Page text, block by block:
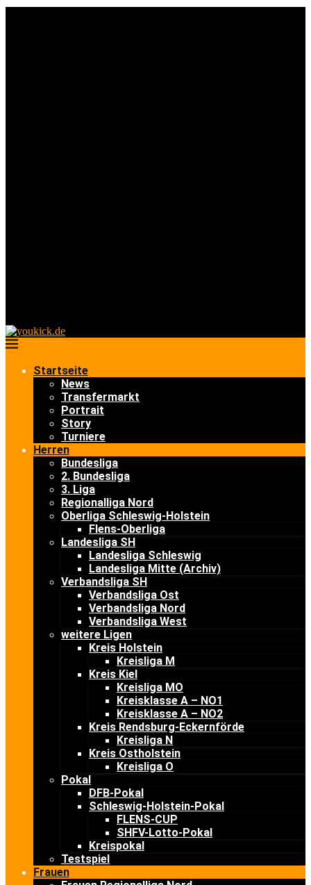
Startseite
News
Transfermarkt
Portrait
Story
Turniere
Herren
Bundesliga
2. Bundesliga
3. Liga
Regionalliga Nord
Oberliga Schleswig-Holstein
Flens-Oberliga
Landesliga SH
Landesliga Schleswig
Landesliga Mitte (Archiv)
Verbandsliga SH
Verbandsliga Ost
Verbandsliga Nord
Verbandsliga West
weitere Ligen
Kreis Holstein
Kreisliga M
Kreis Kiel
Kreisliga MO
Kreisklasse A – NO1
Kreisklasse A – NO2
Kreis Rendsburg-Eckernförde
Kreisliga N
Kreis Ostholstein
Kreisliga O
Pokal
DFB-Pokal
Schleswig-Holstein-Pokal
FLENS-CUP
SHFV-Lotto-Pokal
Kreispokal
Testspiel
Frauen